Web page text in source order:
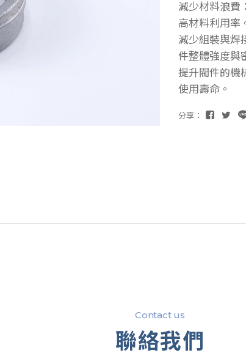
減少材料浪費
高材料利用率
減少組裝與焊
件整體強度與
提升閥件的機
使用壽命。
分享：
Contact us
聯絡我們